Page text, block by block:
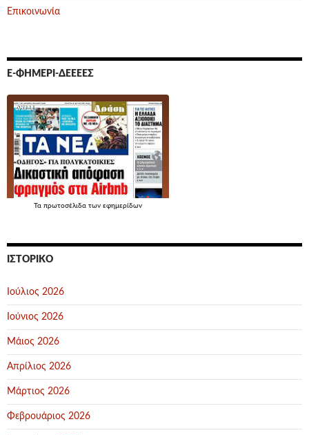
Επικοινωνία
Ε-ΦΗΜΕΡΊ-ΔΕΕΕΕΣ
Τα πρωτοσέλιδα των εφημερίδων
ΙΣΤΟΡΙΚΌ
Ιούλιος 2026
Ιούνιος 2026
Μάιος 2026
Απρίλιος 2026
Μάρτιος 2026
Φεβρουάριος 2026